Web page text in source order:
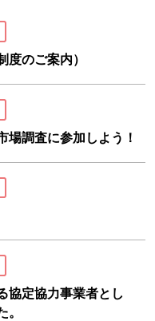
度のご案内）
場調査に参加しよう！
協定協力事業者とし
。